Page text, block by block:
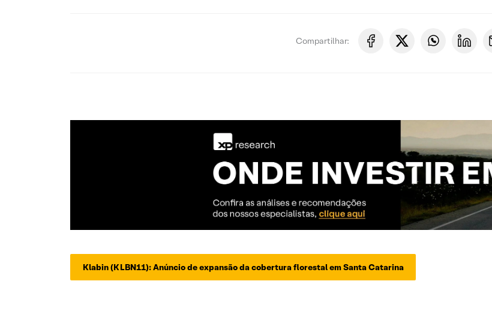
Compartilhar:
Klabin (KLBN11): Anúncio de expansão da cobertura florestal em Santa Catarina